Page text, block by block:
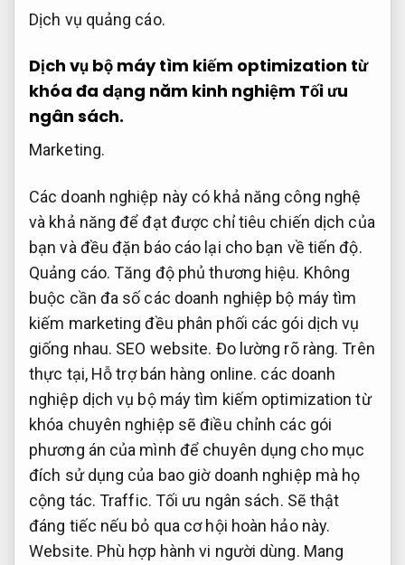
Dịch vụ quảng cáo.
Dịch vụ bộ máy tìm kiếm optimization từ
khóa đa dạng năm kinh nghiệm Tối ưu
ngân sách.
Marketing.
Các doanh nghiệp này có khả năng công nghệ
và khả năng để đạt được chỉ tiêu chiến dịch của
bạn và đều đặn báo cáo lại cho bạn về tiến độ.
Quảng cáo. Tăng độ phủ thương hiệu. Không
buộc cần đa số các doanh nghiệp bộ máy tìm
kiếm marketing đều phân phối các gói dịch vụ
giống nhau. SEO website. Đo lường rõ ràng. Trên
thực tại, Hỗ trợ bán hàng online. các doanh
nghiệp dịch vụ bộ máy tìm kiếm optimization từ
khóa chuyên nghiệp sẽ điều chỉnh các gói
phương án của mình để chuyên dụng cho mục
đích sử dụng của bao giờ doanh nghiệp mà họ
cộng tác. Traffic. Tối ưu ngân sách. Sẽ thật
đáng tiếc nếu bỏ qua cơ hội hoàn hảo này.
Website. Phù hợp hành vi người dùng. Mang